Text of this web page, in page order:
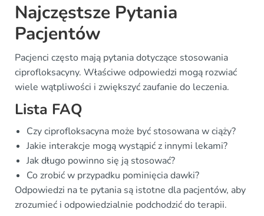
Najczęstsze Pytania
Pacjentów
Pacjenci często mają pytania dotyczące stosowania
ciprofloksacyny. Właściwe odpowiedzi mogą rozwiać
wiele wątpliwości i zwiększyć zaufanie do leczenia.
Lista FAQ
Czy ciprofloksacyna może być stosowana w ciąży?
Jakie interakcje mogą wystąpić z innymi lekami?
Jak długo powinno się ją stosować?
Co zrobić w przypadku pominięcia dawki?
Odpowiedzi na te pytania są istotne dla pacjentów, aby
zrozumieć i odpowiedzialnie podchodzić do terapii.